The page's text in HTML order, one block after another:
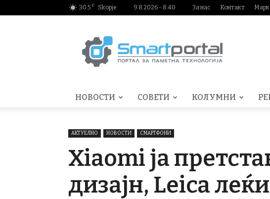
30.5 C Skopje 9.8.2026 - 8:40 За нас Контакт
НОВОСТИ СОВЕТИ КОЛУМНИ
АКТУЕЛНО НОВОСТИ СМАРТФОНИ
Xiaomi ја
дизајн, Leica